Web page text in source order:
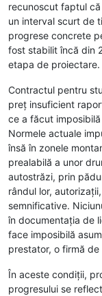
recunoscut faptul
un interval scurt de
progrese concrete
fost stabilit încă din
etapa de proiectare.
Contractul pentru
preț insuficient
ce a făcut
Normele actuale
însă în zonele
prealabilă a unor
autostrăzi, prin
rândul lor,
semnificative.
în documentația de
face imposibilă
prestator, o firmă
În aceste condiții,
progresului se